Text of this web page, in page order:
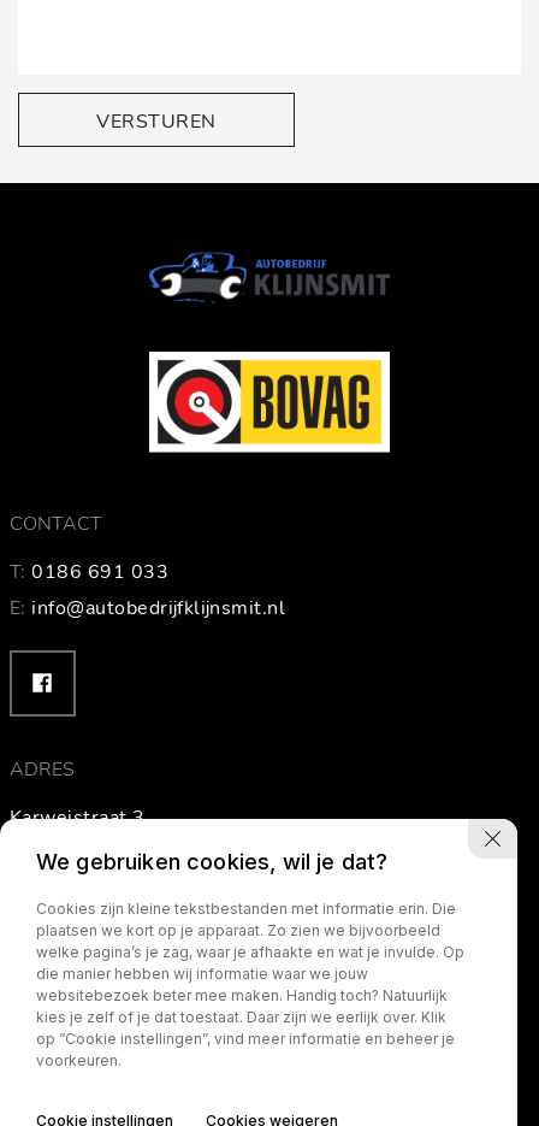
VERSTUREN
CONTACT
T: 0186 691 033
E: info@autobedrijfklijnsmit.nl
ADRES
Karweistraat 3
3264 XV Nieuw-Beijerland
Routebeschrijving
We gebruiken cookies, wil je dat?
Cookies zijn kleine tekstbestanden met informatie erin. Die
plaatsen we kort op je apparaat. Zo zien we bijvoorbeeld
welke pagina’s je zag, waar je afhaakte en wat je invulde. Op
die manier hebben wij informatie waar we jouw
websitebezoek beter mee maken. Handig toch? Natuurlijk
kies je zelf of je dat toestaat. Daar zijn we eerlijk over. Klik
op “Cookie instellingen”, vind meer informatie en beheer je
voorkeuren.
Cookie instellingen Cookies weigeren